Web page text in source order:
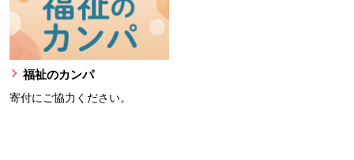
福祉のカンパ
寄付にご協力ください。